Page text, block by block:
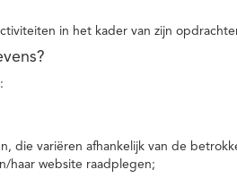
in het kader van zijn
die variëren afhankelijk van de
haar website raadplegen;